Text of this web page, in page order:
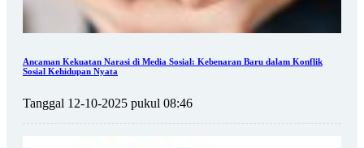
Ancaman Kekuatan Narasi di Media Sosial: Kebenaran Baru dalam Konflik
Sosial Kehidupan Nyata
Tanggal 12-10-2025 pukul 08:46